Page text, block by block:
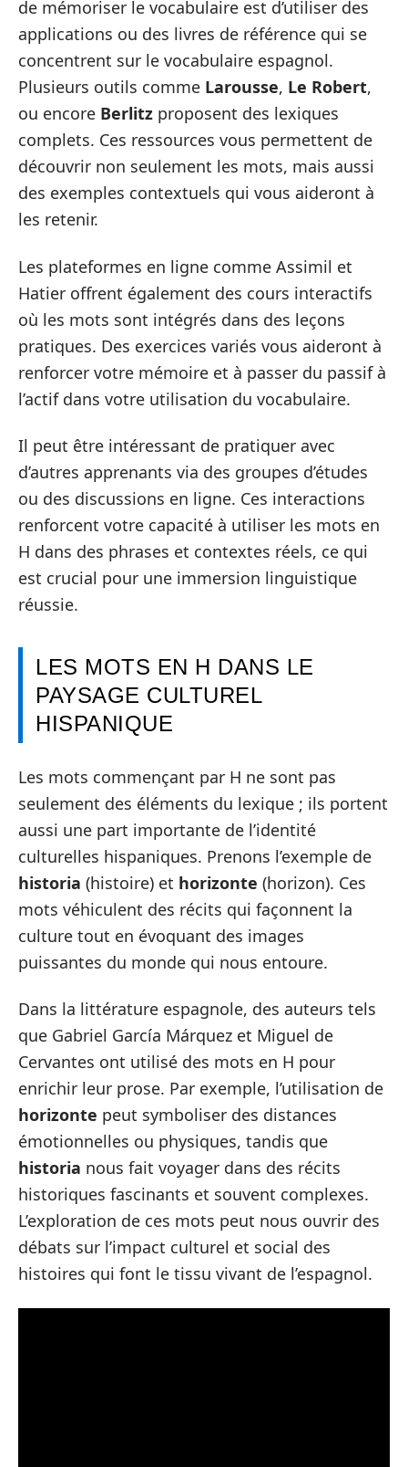
de mémoriser le vocabulaire est d’utiliser des
applications ou des livres de référence qui se
concentrent sur le vocabulaire espagnol.
Plusieurs outils comme Larousse, Le Robert,
ou encore Berlitz proposent des lexiques
complets. Ces ressources vous permettent de
découvrir non seulement les mots, mais aussi
des exemples contextuels qui vous aideront à
les retenir.
Les plateformes en ligne comme Assimil et
Hatier offrent également des cours interactifs
où les mots sont intégrés dans des leçons
pratiques. Des exercices variés vous aideront à
renforcer votre mémoire et à passer du passif à
l’actif dans votre utilisation du vocabulaire.
Il peut être intéressant de pratiquer avec
d’autres apprenants via des groupes d’études
ou des discussions en ligne. Ces interactions
renforcent votre capacité à utiliser les mots en
H dans des phrases et contextes réels, ce qui
est crucial pour une immersion linguistique
réussie.
LES MOTS EN H DANS LE
PAYSAGE CULTUREL
HISPANIQUE
Les mots commençant par H ne sont pas
seulement des éléments du lexique ; ils portent
aussi une part importante de l’identité
culturelles hispaniques. Prenons l’exemple de
historia (histoire) et horizonte (horizon). Ces
mots véhiculent des récits qui façonnent la
culture tout en évoquant des images
puissantes du monde qui nous entoure.
Dans la littérature espagnole, des auteurs tels
que Gabriel García Márquez et Miguel de
Cervantes ont utilisé des mots en H pour
enrichir leur prose. Par exemple, l’utilisation de
horizonte peut symboliser des distances
émotionnelles ou physiques, tandis que
historia nous fait voyager dans des récits
historiques fascinants et souvent complexes.
L’exploration de ces mots peut nous ouvrir des
débats sur l’impact culturel et social des
histoires qui font le tissu vivant de l’espagnol.